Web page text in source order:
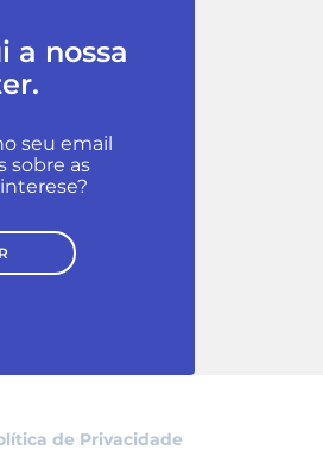
a nossa
seu email
sobre as
de Privacidade